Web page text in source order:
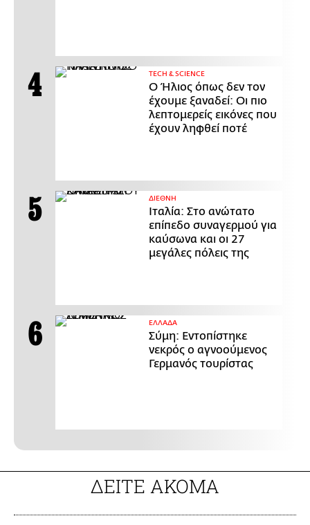
ΤECH & SCIENCE
Ο Ήλιος όπως δεν τον
έχουμε ξαναδεί: Οι πιο
λεπτομερείς εικόνες που
έχουν ληφθεί ποτέ
ΔΙΕΘΝΗ
Ιταλία: Στο ανώτατο
επίπεδο συναγερμού για
καύσωνα και οι 27
μεγάλες πόλεις της
ΕΛΛΑΔΑ
Σύμη: Εντοπίστηκε
νεκρός ο αγνοούμενος
Γερμανός τουρίστας
ΔΕΙΤΕ ΑΚΟΜΑ